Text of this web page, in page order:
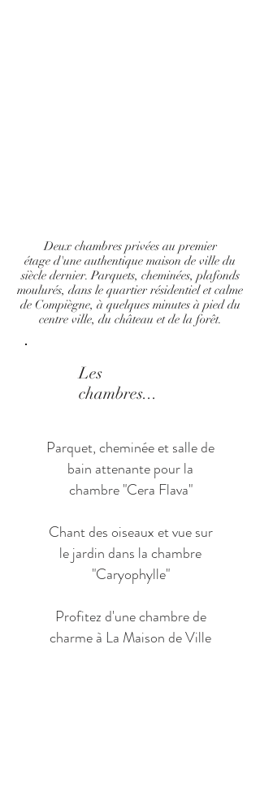
Deux chambres privées au premier
étage d'une authentique maison de ville du
siècle dernier. Parquets, cheminées, plafonds
moulurés, dans le quartier résidentiel et calme
de Compiègne, à quelques minutes à pied du
centre ville, du château et de la forêt.
Les
chambres...
Parquet, cheminée et salle de
bain attenante pour la
chambre "Cera Flava"
Chant des oiseaux et vue sur
le jardin dans la chambre
"Caryophylle"
Profitez d'une chambre de
charme à La Maison de Ville